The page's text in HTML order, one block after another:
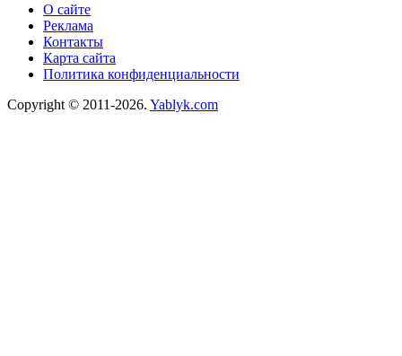
О сайте
Реклама
Контакты
Карта сайта
Политика конфиденциальности
Copyright © 2011-2026. Yablyk.сom